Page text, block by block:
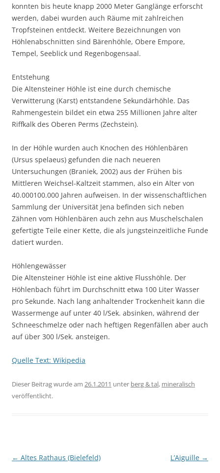
konnten bis heute knapp 2000 Meter Ganglänge erforscht
werden, dabei wurden auch Räume mit zahlreichen
Tropfsteinen entdeckt. Weitere Bezeichnungen von
Höhlenabschnitten sind Bärenhöhle, Obere Empore,
Tempel, Seeblick und Regenbogensaal.
Entstehung
Die Altensteiner Höhle ist eine durch chemische
Verwitterung (Karst) entstandene Sekundärhöhle. Das
Rahmengestein bildet ein etwa 255 Millionen Jahre alter
Riffkalk des Oberen Perms (Zechstein).
In der Höhle wurden auch Knochen des Höhlenbären
(Ursus spelaeus) gefunden die nach neueren
Untersuchungen (Braniek, 2002) aus der Frühen bis
Mittleren Weichsel-Kaltzeit stammen, also ein Alter von
40.000100.000 Jahren aufweisen. In der wissenschaftlichen
Sammlung der Universität Jena befinden sich neben
Zähnen vom Höhlenbären auch zehn aus Muschelschalen
gefertigte Teile einer Kette, die als jungsteinzeitliche Funde
datiert wurden.
Höhlengewässer
Die Altensteiner Höhle ist eine aktive Flusshöhle. Der
Höhlenbach führt im Durchschnitt etwa 100 Liter Wasser
pro Sekunde. Nach lang anhaltender Trockenheit kann die
Wassermenge auf unter 40 l/Sek. absinken, während der
Schneeschmelze oder nach heftigen Regenfällen aber auch
auf über 300 l/Sek. ansteigen.
Quelle Text: Wikipedia
Dieser Beitrag wurde am 26.1.2011 unter berg & tal, mineralisch
veröffentlicht.
Beitragsnavigation
← Altes Rathaus (Bielefeld) L’Aiguille →